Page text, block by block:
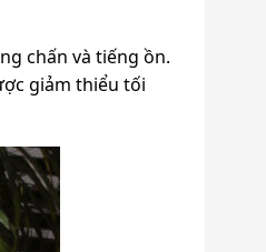
chấn và tiếng ồn.
giảm thiểu tối